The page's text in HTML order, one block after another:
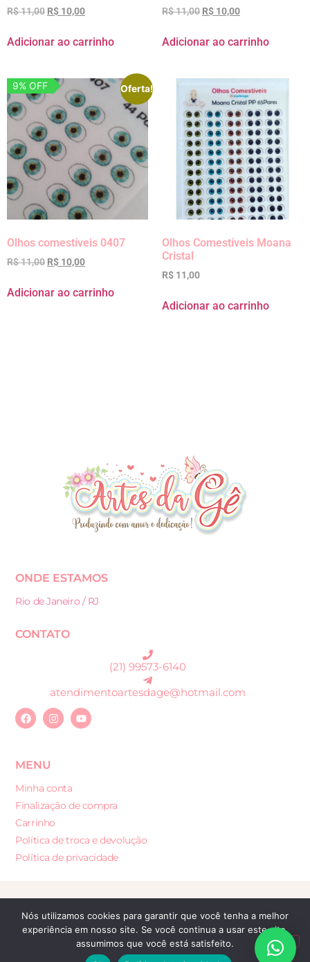
R$11,00 R$ 10,00
Adicionar ao carrinho
R$11,00 R$ 10,00
Adicionar ao carrinho
Oferta!
9% OFF
Olhos comestíveis 0407
R$11,00 R$ 10,00
Adicionar ao carrinho
Olhos Comestíveis Moana
Cristal
R$ 11,00
Adicionar ao carrinho
ONDE ESTAMOS
Rio de Janeiro / RJ
CONTATO
(21) 99573-6140
atendimentoartesdage@hotmail.com
MENU
Minha conta
Finalização de compra
Carrinho
Política de troca e devolução
Política de privacidade
Desenvolvido por: Sites e Lojas Virtuais
Nós utilizamos cookies para garantir que você tenha a melhor
experiência em nosso site. Se você continua a usar este site,
assumimos que você está satisfeito.